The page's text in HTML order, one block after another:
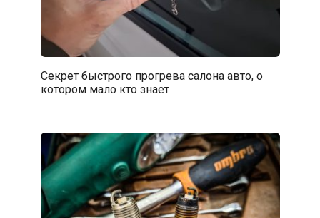
Секрет быстрого прогрева салона авто, о
котором мало кто знает